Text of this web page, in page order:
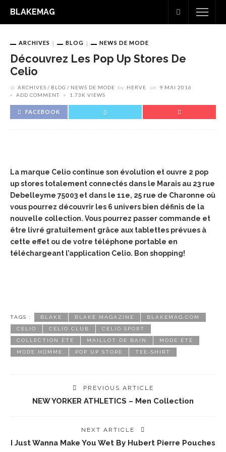
BLAKEMAG
ARCHIVES BLOG NEWS DE MODE
Découvrez Les Pop Up Stores De
Celio
ARCHIVES BLOG NEWS DE MODE by HERVE on
9 MAI 2016
ADD COMMENT
1.73K VIEWS
FACEBOOK
La marque Celio continue son évolution et ouvre 2 pop
up stores totalement connectés dans le Marais au 23 rue
Debelleyme 75003 et dans le 11e, 25 rue de Charonne où
vous pourrez découvrir les 6 univers bien définis de la
nouvelle collection. Vous pourrez passer commande et
être livré gratuitement grâce aux tablettes prévues à
cette effet ou de votre téléphone portable en
téléchargeant l’application Celio. Bon shopping!
TAGS : BLAKE BLAKE MAGAZINE BLAKEMAG.COM
CÉLIO CELIO CLUB CELIO SPORT
COLLECTION ÉTÉ MAILLOT DE BAIN MODE ÉTÉ
MODE HOMME POP UP STORE TEE-SHIRT
PREVIOUS ARTICLE
NEW YORKER ATHLETICS – Men Collection
NEXT ARTICLE
I Just Wanna Make You Wet By Hubert Pierre Pouches